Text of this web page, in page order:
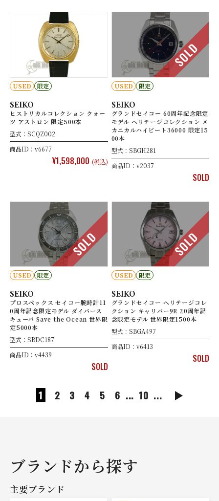
USED 限定
SEIKO
ヒストリカルコレクション クォー
ツ アストロン 限定500本
型式：SCQZ002
商品ID：v6677
¥1,598,000 (税込)
SOLD
USED 限定
SEIKO
グランドセイコー 60周年記念限定
モデル ヘリテージコレクション メ
カニカルハイビート36000 限定15
00本
型式：SBGH281
商品ID：v2037
SOLD
SOLD
USED 限定
SEIKO
プロスペックス セイコー腕時計11
0周年記念限定モデル ダイバース
キューバ Save the Ocean 世界限
定5000本
型式：SBDC187
商品ID：v4439
SOLD
SOLD
USED 限定
SEIKO
グランドセイコー ヘリテージコレ
クション キャリバー9R 20周年記
念限定モデル 世界限定1500本
型式：SBGA497
商品ID：v6413
SOLD
1 2 3 4 5 6 ... 10 ...
ブランドから探す
主要ブランド